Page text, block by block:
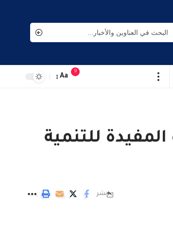
9
Aa
للتنمية
نشر